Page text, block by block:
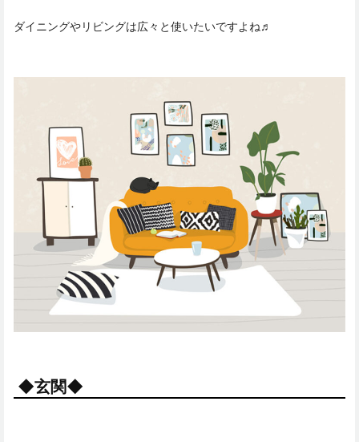
ダイニングやリビングは広々と使いたいですよね♬
◆玄関◆